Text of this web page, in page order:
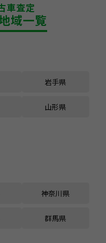
車査定
域一覧
岩手県
山形県
神奈川県
群馬県